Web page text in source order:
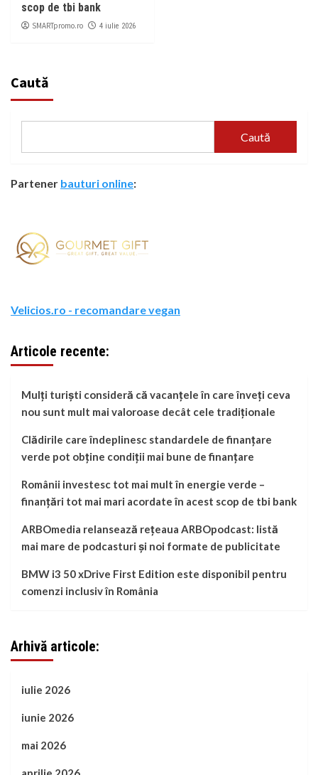
scop de tbi bank
SMARTpromo.ro 4 iulie 2026
Caută
Caută
Partener bauturi online:
Velicios.ro - recomandare vegan
Articole recente:
Mulți turiști consideră că vacanțele în care înveți ceva
nou sunt mult mai valoroase decât cele tradiționale
Clădirile care îndeplinesc standardele de finanțare
verde pot obține condiții mai bune de finanțare
Românii investesc tot mai mult în energie verde –
finanțări tot mai mari acordate în acest scop de tbi bank
ARBOmedia relansează rețeaua ARBOpodcast: listă
mai mare de podcasturi și noi formate de publicitate
BMW i3 50 xDrive First Edition este disponibil pentru
comenzi inclusiv în România
Arhivă articole:
iulie 2026
iunie 2026
mai 2026